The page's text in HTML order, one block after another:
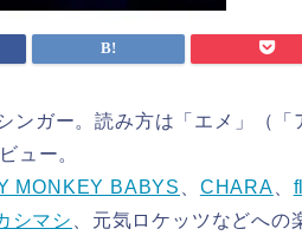
ガー。読み方は「エメ」（「
ュー。
MONKEY BABYS CHARA
シマシ
、元気ロケッツなどへの